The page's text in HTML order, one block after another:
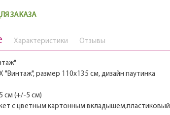
ЗАКАЗА
Характеристики Отзывы
"Винтаж", размер 110х135 см, дизайн паутинка
см (+/-5 см)
с цветным картонным вкладышем,пластиковый